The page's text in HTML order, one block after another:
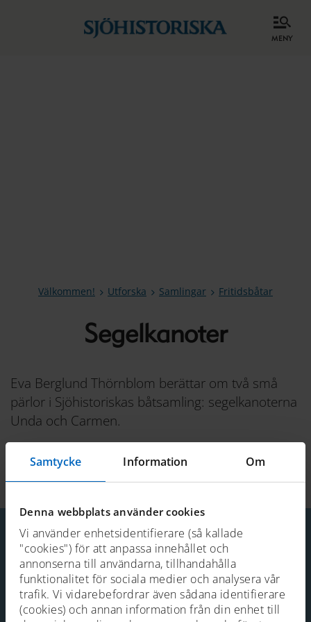
Samtycke Information Om
Denna webbplats använder cookies
Vi använder enhetsidentifierare (så kallade
"cookies") för att anpassa innehållet och
annonserna till användarna, tillhandahålla
funktionalitet för sociala medier och analysera vår
trafik. Vi vidarebefordrar även sådana identifierare
(cookies) och annan information från din enhet till
meny
Välkommen! Utforska Samlingar Fritidsbåtar
Segelkanoter
Eva Berglund Thörnblom berättar om två små
pärlor i Sjöhistoriskas båtsamling: segelkanoterna
Unda och Carmen.
Senast uppdaterad 2022-05-16
Kontakt
Telefon: 08-519 549 00
E-post:sjohistoriska@smtm.se